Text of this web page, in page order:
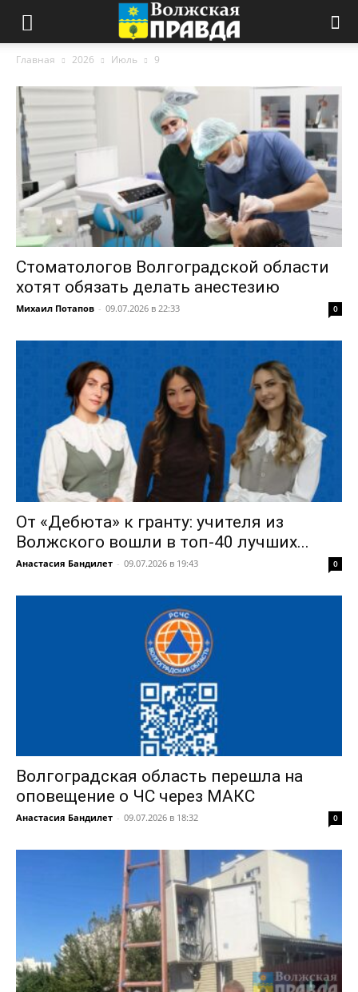
Главная 2026 Июль 9
Стоматологов Волгоградской области
хотят обязать делать анестезию
Михаил Потапов - 09.07.2026 в 22:33 0
От «Дебюта» к гранту: учителя из
Волжского вошли в топ-40 лучших...
Анастасия Бандилет - 09.07.2026 в 19:43 0
Волгоградская область перешла на
оповещение о ЧС через МАКС
Анастасия Бандилет - 09.07.2026 в 18:32 0